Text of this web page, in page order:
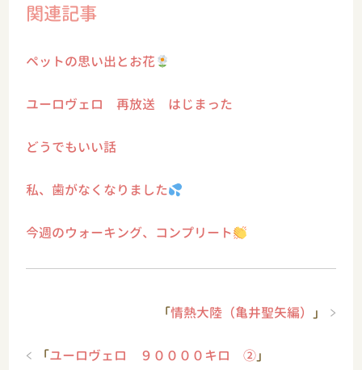
関連記事
ペットの思い出とお花
ユーロヴェロ 再放送 はじまった
どうでもいい話
私、歯がなくなりました
今週のウォーキング、コンプリート
「情熱大陸（亀井聖矢編） 」
「ユーロヴェロ ９００００キロ ②」